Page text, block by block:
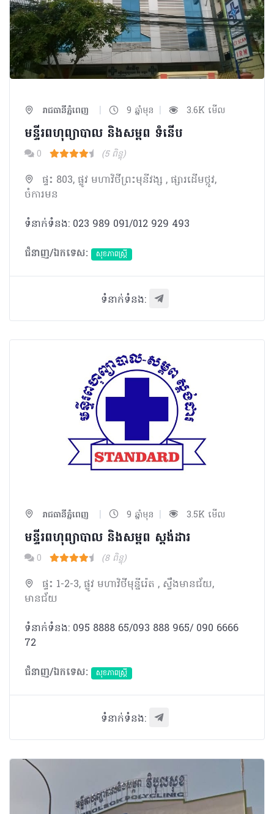
រាជធានីភ្នំពេញ | 9 ឆ្នាំមុន | 3.6K មើល
មន្ទីរពហុព្យាបាល និងសម្ពព ទំនើប​
0 (5 ពិន្ទុ)
ផ្ទះ 803, ផ្លូវ មហាវិថីព្រះមុនីវង្ស , ផ្សារដើមថ្កូវ,
ចំការមន
ទំនាក់ទំនង: 023 989 091/012 929 493
ជំនាញ/ឯកទេស:
សុខភាពស្រ្តី
ទំនាក់ទំនង:
រាជធានីភ្នំពេញ | 9 ឆ្នាំមុន | 3.5K មើល
មន្ទីរពហុព្យាបាល​ និងសម្ពព ស្តង់ដារ
0 (8 ពិន្ទុ)
ផ្ទះ 1-2-3, ផ្លូវ មហាវិថីមុន្នីរ៉េត , ស្ទឹងមានជ័យ,
មានជ័យ
ទំនាក់ទំនង: 095 8888 65/093 888 965/ 090 6666
72
ជំនាញ/ឯកទេស:
សុខភាពស្រ្តី
ទំនាក់ទំនង: